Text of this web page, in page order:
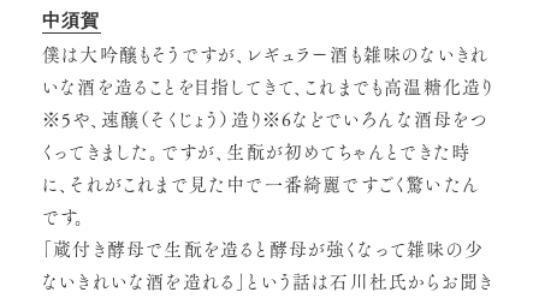
中須賀
僕は大吟醸もそうですが、レギュラー酒も雑味のないきれ
いな酒を造ることを目指してきて、これまでも高温糖化造り
※5や、速醸（そくじょう）造り※6などでいろんな酒母をつ
くってきました。ですが、生酛が初めてちゃんとできた時
に、それがこれまで見た中で一番綺麗ですごく驚いたん
です。
「蔵付き酵母で生酛を造ると酵母が強くなって雑味の少
ないきれいな酒を造れる」という話は石川杜氏からお聞き